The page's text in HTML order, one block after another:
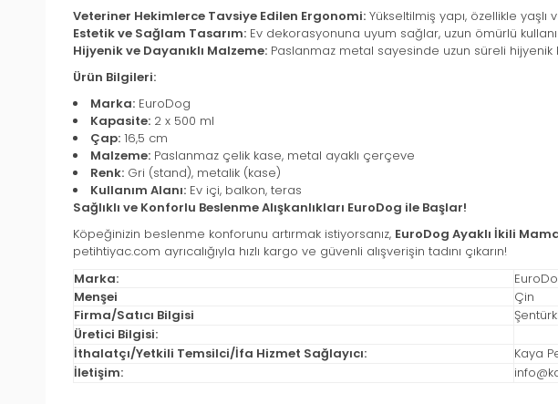
Veteriner Hekimlerce Tavsiye Edilen Ergonomi: Yükseltilmiş yapı, özellikle
Estetik ve Sağlam Tasarım: Ev dekorasyonuna uyum sağlar, uzun ömürlü
Hijyenik ve Dayanıklı Malzeme: Paslanmaz metal sayesinde uzun süreli hijyenik
Ürün Bilgileri:
Marka: EuroDog
Kapasite: 2 x 500 ml
Çap: 16,5 cm
Malzeme: Paslanmaz çelik kase, metal ayaklı çerçeve
Renk: Gri (stand), metalik (kase)
Kullanım Alanı: Ev içi, balkon, teras
Sağlıklı ve Konforlu Beslenme Alışkanlıkları EuroDog ile Başlar!
Köpeğinizin beslenme konforunu artırmak istiyorsanız, EuroDog Ayaklı İkili
petihtiyac.com ayrıcalığıyla hızlı kargo ve güvenli alışverişin tadını çıkarın!
Marka:
Menşei
Çin
Firma/Satıcı Bilgisi
Üretici Bilgisi:
İthalatçı/Yetkili Temsilci/İfa Hizmet Sağlayıcı:
Kaya
İletişim: